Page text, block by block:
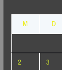
M
D
2
3